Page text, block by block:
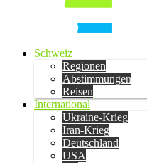
Schweiz
Regionen
Abstimmungen
Reisen
International
Ukraine-Krieg
Iran-Krieg
Deutschland
USA